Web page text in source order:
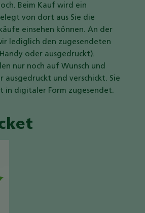
Beim Kauf wird ein
von dort aus Sie die
einsehen können. An der
lediglich den zugesendeten
oder ausgedruckt).
nur noch auf Wunsch und
ausgedruckt und verschickt. Sie
in digitaler Form zugesendet.